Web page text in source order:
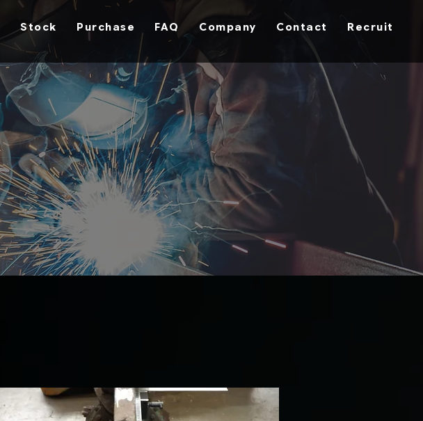
Stock Purchase FAQ Company Contact Recruit